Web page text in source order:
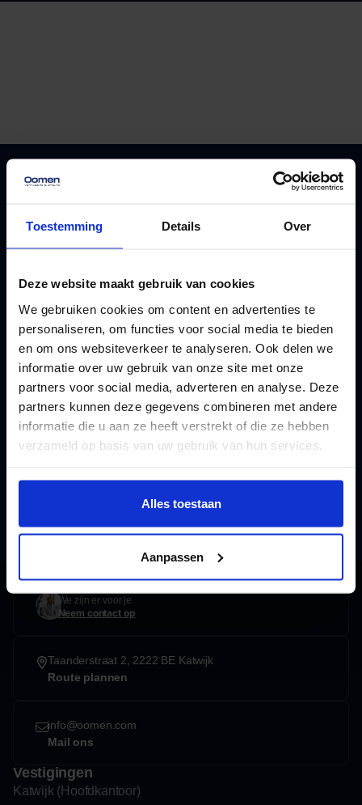
Toestemming Details Over
Deze website maakt gebruik van cookies
We gebruiken cookies om content en advertenties te
personaliseren, om functies voor social media te bieden
en om ons websiteverkeer te analyseren. Ook delen we
informatie over uw gebruik van onze site met onze
partners voor social media, adverteren en analyse. Deze
partners kunnen deze gegevens combineren met andere
informatie die u aan ze heeft verstrekt of die ze hebben
verzameld op basis van uw gebruik van hun services.
Alles toestaan
Aanpassen
Aandacht voor wat belangrijk is.
verhuizing.
Vandaag nog geregeld,
zonder zorgen.
Vraag vrijblijvende offerte aan
nodig?
opslagmogelijkheden
We zijn er voor je
Neem contact op
Taanderstraat 2, 2222 BE Katwijk
Route plannen
info@oomen.com
Mail ons
Vestigingen
Katwijk (Hoofdkantoor)